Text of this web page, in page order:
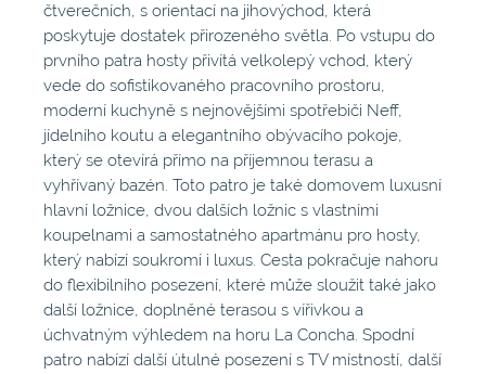
čtverečních, s orientací na jihovýchod, která
poskytuje dostatek přirozeného světla. Po vstupu do
prvního patra hosty přivítá velkolepý vchod, který
vede do sofistikovaného pracovního prostoru,
moderní kuchyně s nejnovějšími spotřebiči Neff,
jídelního koutu a elegantního obývacího pokoje,
který se otevírá přímo na příjemnou terasu a
vyhřívaný bazén. Toto patro je také domovem luxusní
hlavní ložnice, dvou dalších ložnic s vlastními
koupelnami a samostatného apartmánu pro hosty,
který nabízí soukromí i luxus. Cesta pokračuje nahoru
do flexibilního posezení, které může sloužit také jako
další ložnice, doplněné terasou s vířivkou a
úchvatným výhledem na horu La Concha. Spodní
patro nabízí další útulné posezení s TV místností, další